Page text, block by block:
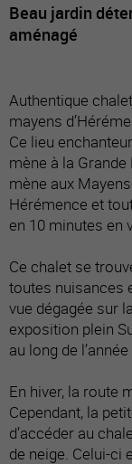
Beau jardin
aménagé
Authentique
mayens
Ce lieu
mène à la Grande
mène aux
Hérémence et
en 10 minutes en
Ce chalet se
toutes nuisances
vue dégagée sur
exposition plein
au long de l’année
En hiver, la route
Cependant, la
d’accéder au
de neige. Celui-ci